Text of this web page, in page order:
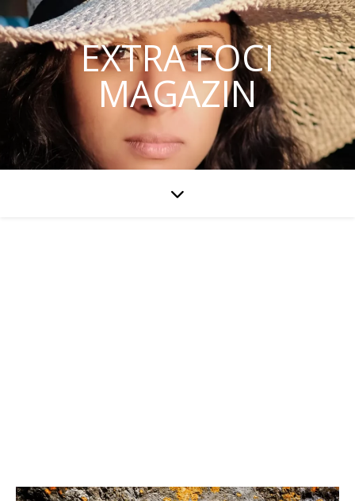
EXTRA FOCI
MAGAZIN